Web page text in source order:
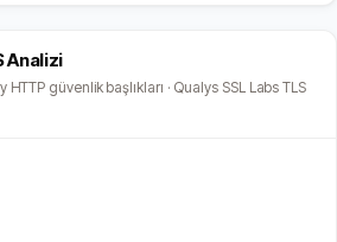
Analizi
güvenlik başlıkları · Qualys SSL Labs TLS